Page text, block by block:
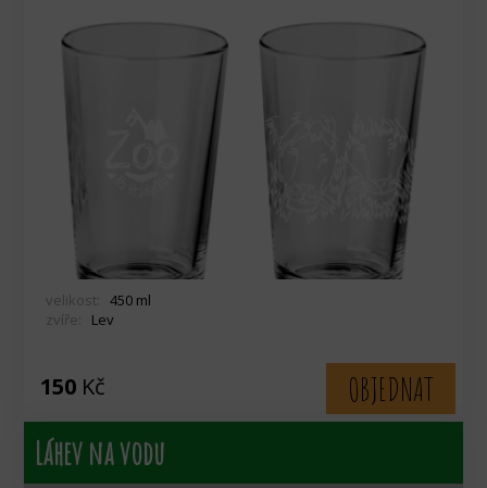
velikost:
450 ml
zvíře:
Lev
150 Kč
OBJEDNAT
Láhev na vodu